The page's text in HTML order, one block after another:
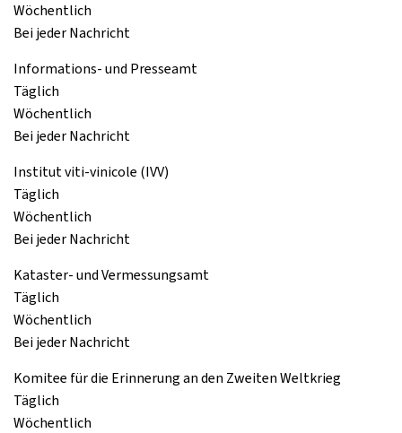
Wöchentlich
Bei jeder Nachricht
Informations- und Presseamt
Täglich
Wöchentlich
Bei jeder Nachricht
Institut viti-vinicole (IVV)
Täglich
Wöchentlich
Bei jeder Nachricht
Kataster- und Vermessungsamt
Täglich
Wöchentlich
Bei jeder Nachricht
Komitee für die Erinnerung an den Zweiten Weltkrieg
Täglich
Wöchentlich